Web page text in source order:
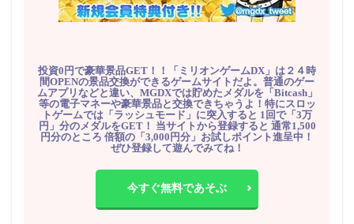
投資0円で豪華景品GET！！「ミリオンゲームDX」は２４時
間OPENの景品交換ができるゲームサイトだよ。普通のゲー
ムアプリなどと違い、MGDXでは貯めたメダルを「Bitcash」
等の電子マネーや豪華景品と交換できちゃうよ！特にスロッ
トゲームでは「ラッシュモード」に突入すると 1回で「3万
円」分のメダルをGET！ 当サイトから登録すると 通常1,500
円分のところ 倍額の「3,000円分」お試しポイント進呈中！
ぜひ登録して遊んでみてね！
今すぐ無料であそぶ